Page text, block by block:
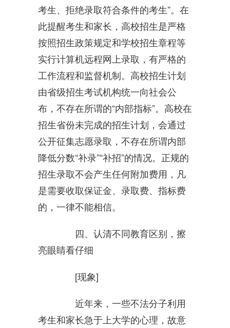
考生、拒绝录取符合条件的考生”。在
此提醒考生和家长，高校招生是严格
按照招生政策规定和学校招生章程等
实行计算机远程网上录取，有严格的
工作流程和监督机制。高校招生计划
由省级招生考试机构统一向社会公
布，不存在所谓的“内部指标”。高校在
招生省份未完成的招生计划，会通过
公开征集志愿录取，不存在所谓内部
降低分数“补录”“补招”的情况。正规的
招生录取不会产生任何附加费用，凡
是需要收取保证金、录取费、指标费
的，一律不能相信。
四、认清不同教育区别，擦
亮眼睛看仔细
[现象]
近年来，一些不法分子利用
考生和家长急于上大学的心理，故意